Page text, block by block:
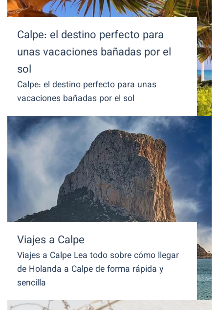
Calpe: el destino perfecto para
unas vacaciones bañadas por el
sol
Calpe: el destino perfecto para unas
vacaciones bañadas por el sol
Viajes a Calpe
Viajes a Calpe Lea todo sobre cómo llegar
de Holanda a Calpe de forma rápida y
sencilla